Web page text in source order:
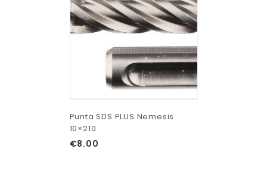
Punta SDS PLUS Nemesis
10×210
€8.00